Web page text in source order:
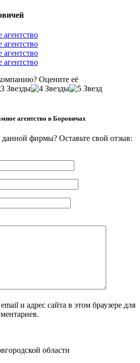
агентство
агентство
агентство
агентство
Оцените её
агентство в Боровичах
фирмы? Оставьте свой отзыв:
и адрес сайта в этом браузере для
области